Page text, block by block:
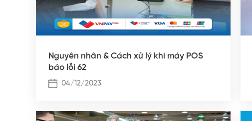
Nguyên nhân & Cách xử lý khi máy POS
báo lỗi 62
04/12/2023